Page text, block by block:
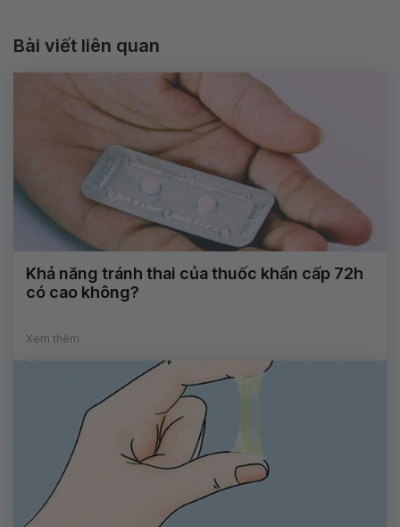
Bài viết liên quan
Khả năng tránh thai của thuốc khẩn cấp 72h
có cao không?
Xem thêm